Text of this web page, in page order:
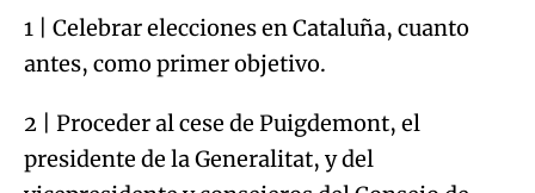
1 | Celebrar elecciones en Cataluña, cuanto
antes, como primer objetivo.
2 | Proceder al cese de Puigdemont, el
presidente de la Generalitat, y del